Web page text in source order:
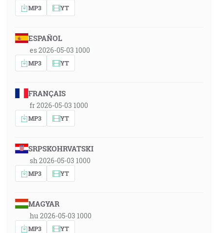
MP3 YT
ESPAÑOL
es 2026-05-03 1000
MP3 YT
FRANÇAIS
fr 2026-05-03 1000
MP3 YT
SRPSKOHRVATSKI
sh 2026-05-03 1000
MP3 YT
MAGYAR
hu 2026-05-03 1000
MP3 YT